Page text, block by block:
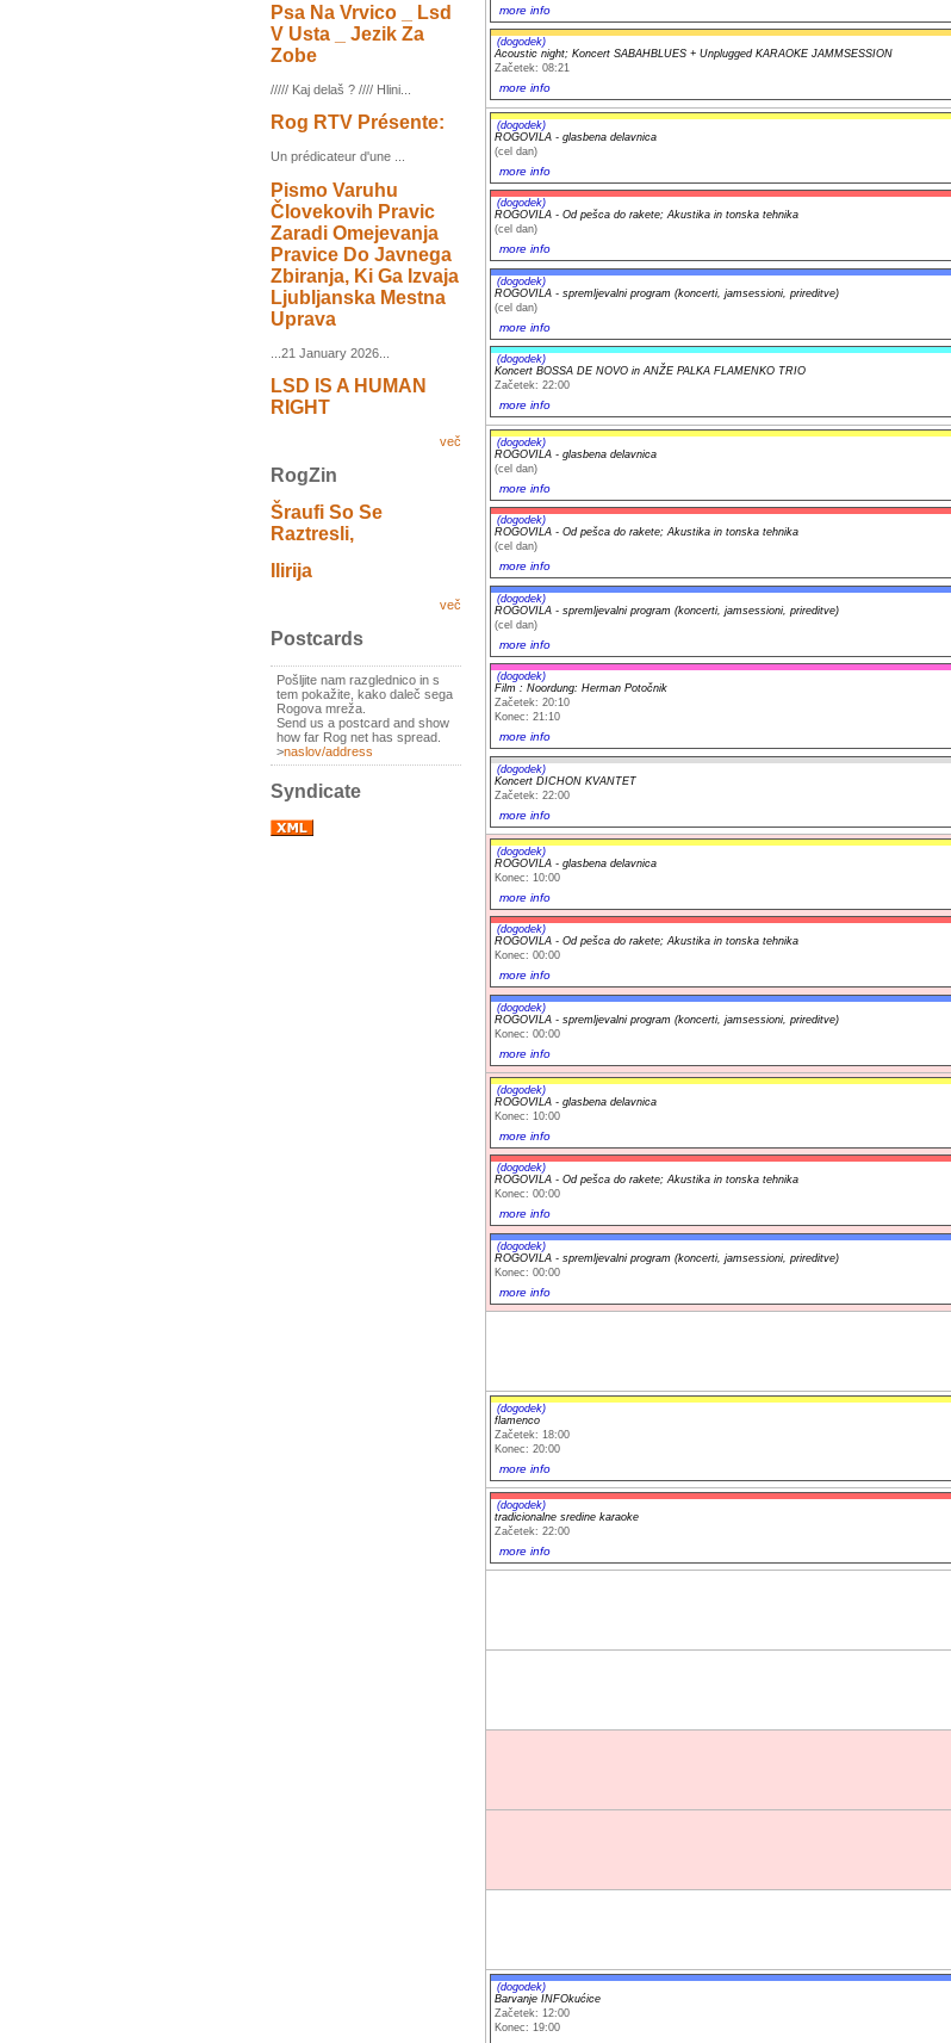
Psa Na Vrvico _ Lsd
V Usta _ Jezik Za
Zobe
///// Kaj delaš ? //// Hlini...
Rog RTV Présente:
Un prédicateur d'une ...
Pismo Varuhu
Človekovih Pravic
Zaradi Omejevanja
Pravice Do Javnega
Zbiranja, Ki Ga Izvaja
Ljubljanska Mestna
Uprava
...21 January 2026...
LSD IS A HUMAN
RIGHT
več
RogZin
Šraufi So Se
Raztresli,
Ilirija
več
Postcards
Pošljite nam razglednico in s
tem pokažite, kako daleč sega
Rogova mreža.
Send us a postcard and show
how far Rog net has spread.
>naslov/address
Syndicate
more info
(dogodek)
Acoustic night; Koncert SABAHBLUES + Unplugged KARAOKE JAMMSESSION
Začetek: 08:21
more info
(dogodek)
ROGOVILA - glasbena delavnica
(cel dan)
more info
(dogodek)
ROGOVILA - Od pešca do rakete; Akustika in tonska tehnika
(cel dan)
more info
(dogodek)
ROGOVILA - spremljevalni program (koncerti, jamsessioni, prireditve)
(cel dan)
more info
(dogodek)
Koncert BOSSA DE NOVO in ANŽE PALKA FLAMENKO TRIO
Začetek: 22:00
more info
(dogodek)
ROGOVILA - glasbena delavnica
(cel dan)
more info
(dogodek)
ROGOVILA - Od pešca do rakete; Akustika in tonska tehnika
(cel dan)
more info
(dogodek)
ROGOVILA - spremljevalni program (koncerti, jamsessioni, prireditve)
(cel dan)
more info
(dogodek)
Film : Noordung: Herman Potočnik
Začetek: 20:10
Konec: 21:10
more info
(dogodek)
Koncert DICHON KVANTET
Začetek: 22:00
more info
(dogodek)
ROGOVILA - glasbena delavnica
Konec: 10:00
more info
(dogodek)
ROGOVILA - Od pešca do rakete; Akustika in tonska tehnika
Konec: 00:00
more info
(dogodek)
ROGOVILA - spremljevalni program (koncerti, jamsessioni, prireditve)
Konec: 00:00
more info
(dogodek)
ROGOVILA - glasbena delavnica
Konec: 10:00
more info
(dogodek)
ROGOVILA - Od pešca do rakete; Akustika in tonska tehnika
Konec: 00:00
more info
(dogodek)
ROGOVILA - spremljevalni program (koncerti, jamsessioni, prireditve)
Konec: 00:00
more info
(dogodek)
flamenco
Začetek: 18:00
Konec: 20:00
more info
(dogodek)
tradicionalne sredine karaoke
Začetek: 22:00
more info
(dogodek)
Barvanje INFOkućice
Začetek: 12:00
Konec: 19:00